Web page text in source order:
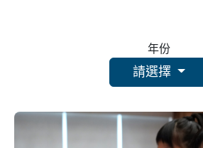
年份
請選擇